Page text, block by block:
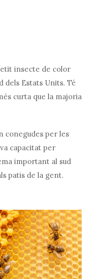
insecte de color
dels Estats Units. Té
curta que la majoria
conegudes per les
capacitat per
important al sud
patis de la gent.